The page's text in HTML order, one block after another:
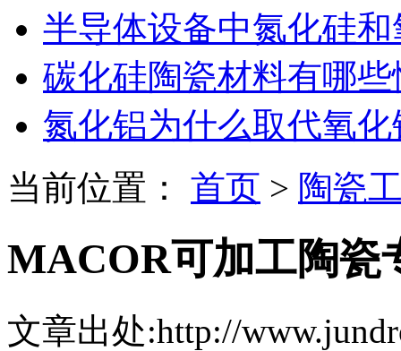
半导体设备中氮化硅
碳化硅陶瓷材料有哪
氮化铝为什么取代氧化
当前位置：
首页 > 陶瓷
MACOR可加工陶瓷
文章出处:http://